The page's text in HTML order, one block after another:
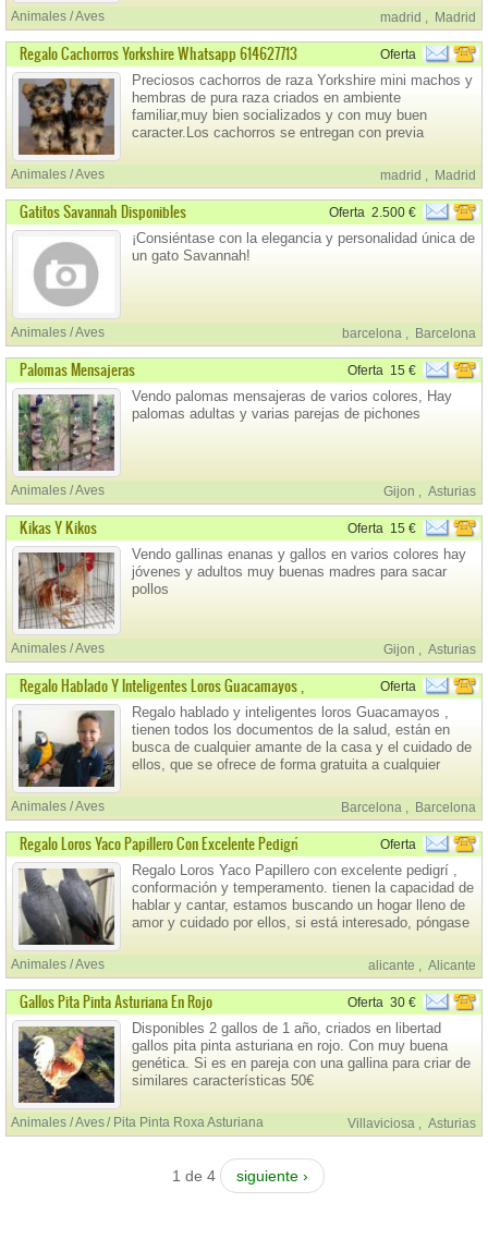
actualizada, vacunados,desparasitados, identificados
con chip,buen pedigri.whatapps ,614627713
Animales / Aves madrid , Madrid
Regalo Cachorros Yorkshire Whatsapp 614627713 Oferta
Preciosos cachorros de raza Yorkshire mini machos y
hembras de pura raza criados en ambiente
familiar,muy bien socializados y con muy buen
caracter.Los cachorros se entregan con previa
actualizada, vacunados,desparasitados, identificados
con chip,buen pedigri.whatapps ,614627713
Animales / Aves madrid , Madrid
Gatitos Savannah Disponibles Oferta 2.500 €
¡Consiéntase con la elegancia y personalidad única de
un gato Savannah!
Animales / Aves barcelona , Barcelona
Palomas Mensajeras Oferta 15 €
Vendo palomas mensajeras de varios colores, Hay
palomas adultas y varias parejas de pichones
Animales / Aves Gijon , Asturias
Kikas Y Kikos Oferta 15 €
Vendo gallinas enanas y gallos en varios colores hay
jóvenes y adultos muy buenas madres para sacar
pollos
Animales / Aves Gijon , Asturias
Regalo Hablado Y Inteligentes Loros Guacamayos , Oferta
Regalo hablado y inteligentes loros Guacamayos ,
tienen todos los documentos de la salud, están en
busca de cualquier amante de la casa y el cuidado de
ellos, que se ofrece de forma gratuita a cualquier
no dude en contactar con nosotros para más
información.Contacta con su whatsapp para mas
Animales / Aves Barcelona , Barcelona
Regalo Loros Yaco Papillero Con Excelente Pedigrí Oferta
Regalo Loros Yaco Papillero con excelente pedigrí ,
conformación y temperamento. tienen la capacidad de
hablar y cantar, estamos buscando un hogar lleno de
amor y cuidado por ellos, si está interesado, póngase
Animales / Aves alicante , Alicante
Gallos Pita Pinta Asturiana En Rojo Oferta 30 €
Disponibles 2 gallos de 1 año, criados en libertad
gallos pita pinta asturiana en rojo. Con muy buena
genética. Si es en pareja con una gallina para criar de
similares características 50€
Animales / Aves Pita Pinta Roxa Asturiana Villaviciosa , Asturias
1 de 4 siguiente ›